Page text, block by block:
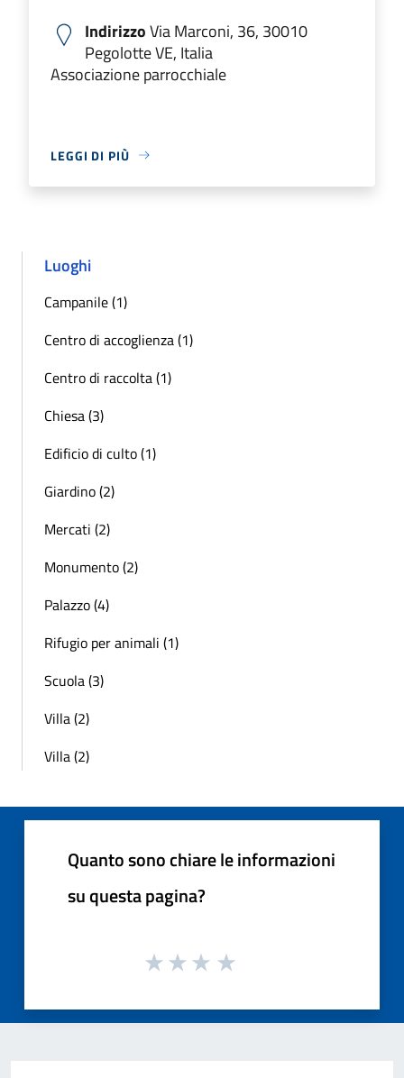
IndirizzoVia Marconi, 36, 30010
Pegolotte VE, Italia
Associazione parrocchiale
LEGGI DI PIÙ
Luoghi
Campanile (1)
Centro di accoglienza (1)
Centro di raccolta (1)
Chiesa (3)
Edificio di culto (1)
Giardino (2)
Mercati (2)
Monumento (2)
Palazzo (4)
Rifugio per animali (1)
Scuola (3)
Villa (2)
Villa (2)
Quanto sono chiare le informazioni
su questa pagina?